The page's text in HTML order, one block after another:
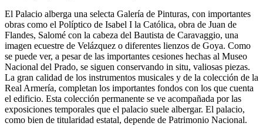
El Palacio alberga una selecta Galería de Pinturas, con importantes
obras como el Políptico de Isabel I la Católica, obra de Juan de
Flandes, Salomé con la cabeza del Bautista de Caravaggio, una
imagen ecuestre de Velázquez o diferentes lienzos de Goya. Como
se puede ver, a pesar de las importantes cesiones hechas al Museo
Nacional del Prado, se siguen conservando in situ, valiosas piezas.
La gran calidad de los instrumentos musicales y de la colección de la
Real Armería, completan los importantes fondos con los que cuenta
el edificio. Esta colección permanente se ve acompañada por las
exposiciones temporales que el palacio suele albergar. El palacio,
como bien de titularidad estatal, depende de Patrimonio Nacional.